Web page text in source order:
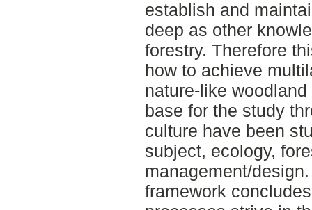
establish and
deep as other
forestry. Therefore
how to achieve
nature-like
base for the study
culture have been
subject, ecology,
management/
framework